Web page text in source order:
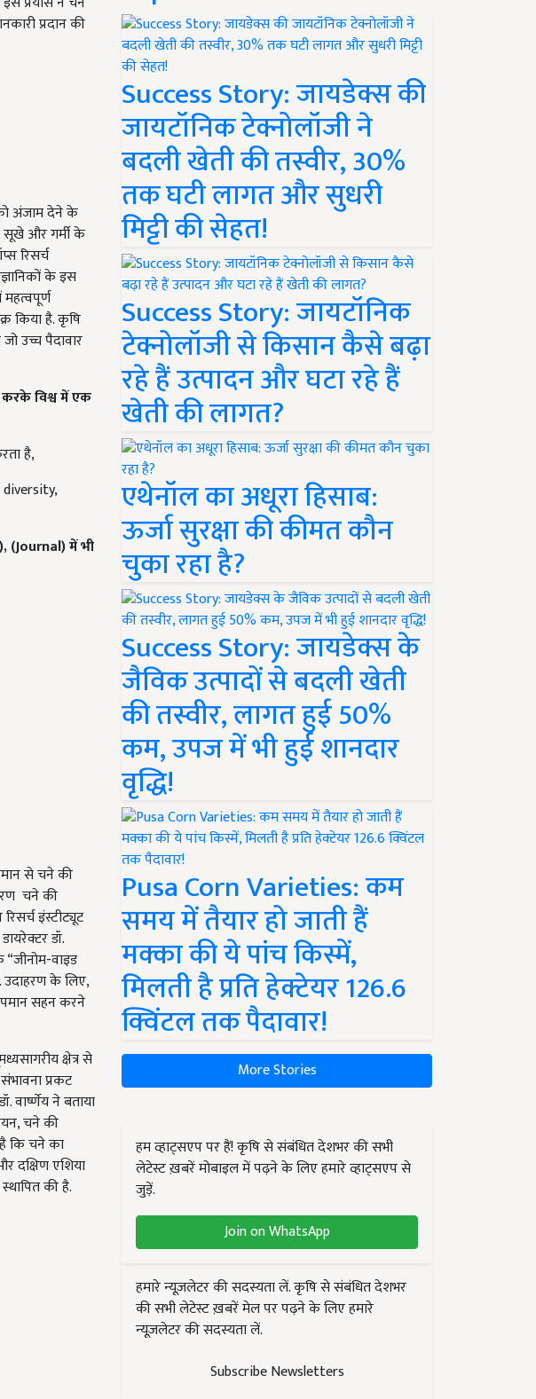
प्रदान की
अंजाम देने के
सूखे और गर्मी के
रिसर्च
के इस
किया है. कृषि
उच्च पैदावार
करके विश्व में एक
है,
(Journal)में भी
से चने की
चने की
इंस्टीट्यूट
डॉ.
वाइड
के लिए,
सहन करने
क्षेत्र से
प्रकट
वार्ष्णेय ने बताया
चने की
है कि चने का
दक्षिण एशिया
की है.
Success Story: जायडेक्स की
जायटॉनिक टेक्नोलॉजी ने
बदली खेती की तस्वीर, 30%
तक घटी लागत और सुधरी
मिट्टी की सेहत!
Success Story: जायटॉनिक
टेक्नोलॉजी से किसान कैसे बढ़ा
रहे हैं उत्पादन और घटा रहे हैं
खेती की लागत?
एथेनॉल का अधूरा हिसाब:
ऊर्जा सुरक्षा की कीमत कौन
चुका रहा है?
Success Story: जायडेक्स के
जैविक उत्पादों से बदली खेती
की तस्वीर, लागत हुई 50%
कम, उपज में भी हुई शानदार
वृद्धि!
Pusa Corn Varieties: कम
समय में तैयार हो जाती हैं
मक्का की ये पांच किस्में,
मिलती है प्रति हेक्टेयर 126.6
क्विंटल तक पैदावार!
More Stories
हम व्हाट्सएप पर हैं! कृषि से संबंधित देशभर की सभी
लेटेस्ट ख़बरें मोबाइल में पढ़ने के लिए हमारे व्हाट्सएप से
जुड़ें.
Join on WhatsApp
हमारे न्यूज़लेटर की सदस्यता लें. कृषि से संबंधित देशभर
की सभी लेटेस्ट ख़बरें मेल पर पढ़ने के लिए हमारे
न्यूज़लेटर की सदस्यता लें.
Subscribe Newsletters